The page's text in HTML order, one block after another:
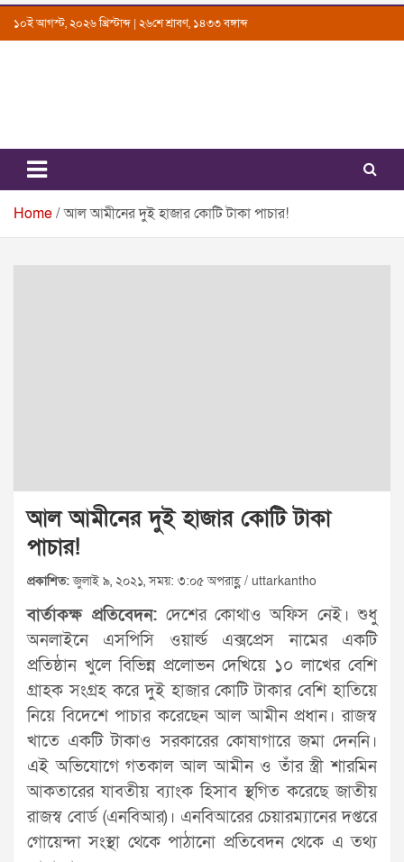
Skip১০ই আগস্ট, ২০২৬ খ্রিস্টাব্দ | ২৬শে শ্রাবণ, ১৪৩৩ বঙ্গাব্দ
Uttarkantho
News Portal
Home আল আমীনের দুই হাজার কোটি টাকা পাচার!
আল আমীনের দুই হাজার কোটি টাকা
পাচার!
প্রকাশিত:জুলাই ৯, ২০২১, সময়: ৩:০৫ অপরাহ্ণ / uttarkantho
বার্তাকক্ষ প্রতিবেদন: দেশের কোথাও অফিস নেই। শুধু
অনলাইনে এসপিসি ওয়ার্ল্ড এক্সপ্রেস নামের একটি
প্রতিষ্ঠান খুলে বিভিন্ন প্রলোভন দেখিয়ে ১০ লাখের বেশি
গ্রাহক সংগ্রহ করে দুই হাজার কোটি টাকার বেশি হাতিয়ে
নিয়ে বিদেশে পাচার করেছেন আল আমীন প্রধান। রাজস্ব
খাতে একটি টাকাও সরকারের কোষাগারে জমা দেননি।
এই অভিযোগে গতকাল আল আমীন ও তাঁর স্ত্রী শারমিন
আকতারের যাবতীয় ব্যাংক হিসাব স্থগিত করেছে জাতীয়
রাজস্ব বোর্ড (এনবিআর)। এনবিআরের চেয়ারম্যানের দপ্তরে
গোয়েন্দা সংস্থা থেকে পাঠানো প্রতিবেদন থেকে এ তথ্য